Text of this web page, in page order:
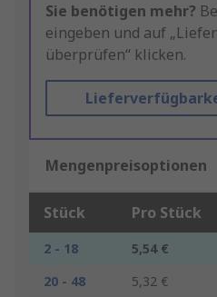
Sie benötigen mehr?
eingeben und auf
überprüfen“ klicken.
Mengenpreisoptionen
Stück Pro Stück
2 - 18 5,54 €
20 - 48
5,32 €